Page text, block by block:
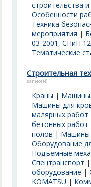
строительства
Особенности
Техника
мероприятия |
03-2001, СНиП
Тематические
Строительная
записей)
Краны | Машины
Машины для
малярных работ
бетонных работ
полов | Машины
Оборудование
Подъемные
Спецтранспорт
оборудование |
KOMATSU |